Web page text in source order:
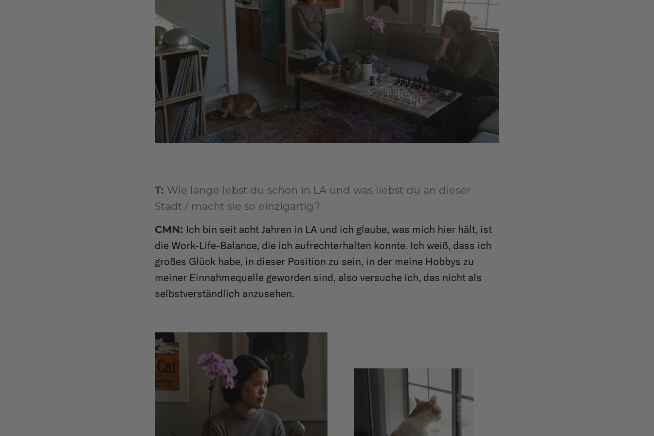
T: Wie lange lebst du schon in LA und was liebst du an dieser
Stadt / macht sie so einzigartig?
CMN: Ich bin seit acht Jahren in LA und ich glaube, was mich hier hält, ist
die Work-Life-Balance, die ich aufrechterhalten konnte. Ich weiß, dass ich
großes Glück habe, in dieser Position zu sein, in der meine Hobbys zu
meiner Einnahmequelle geworden sind, also versuche ich, das nicht als
selbstverständlich anzusehen.